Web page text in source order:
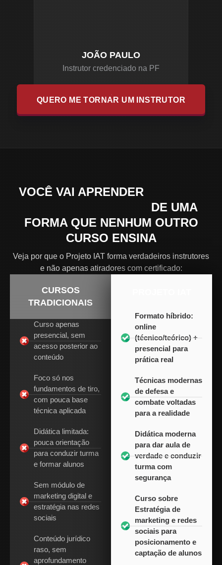
JOÃO PAULO
Instrutor credenciado na PF
QUERO ME TORNAR UM INSTRUTOR
VOCÊ VAI APRENDER
DE UMA
FORMA QUE NENHUM OUTRO
CURSO ENSINA
Veja por que o Projeto IAT forma verdadeiros instrutores
e não apenas atiradores com certificado:
CURSOS
TRADICIONAIS
Curso apenas
presencial, sem
acesso posterior ao
conteúdo
Foco só nos
fundamentos de tiro,
com pouca base
técnica aplicada
Didática limitada:
pouca orientação
para conduzir turma
e formar alunos
Sem módulo de
marketing digital e
estratégia nas redes
sociais
Conteúdo jurídico
raso, sem
aprofundamento
Formato híbrido:
online
(técnico/teórico) +
presencial para
prática real
Técnicas modernas
de defesa e
combate voltadas
para a realidade
Didática moderna
para dar aula de
verdade e conduzir
turma com
segurança
Curso sobre
Estratégia de
marketing e redes
sociais para
posicionamento e
captação de alunos